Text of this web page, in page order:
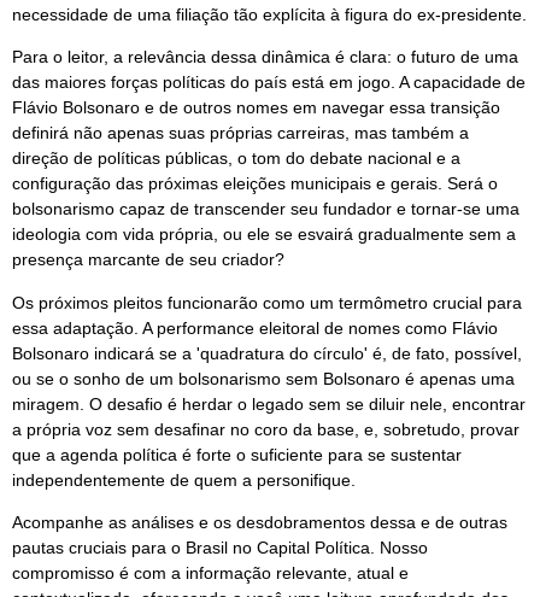
necessidade de uma filiação tão explícita à figura do ex-presidente.
Para o leitor, a relevância dessa dinâmica é clara: o futuro de uma
das maiores forças políticas do país está em jogo. A capacidade de
Flávio Bolsonaro e de outros nomes em navegar essa transição
definirá não apenas suas próprias carreiras, mas também a
direção de políticas públicas, o tom do debate nacional e a
configuração das próximas eleições municipais e gerais. Será o
bolsonarismo capaz de transcender seu fundador e tornar-se uma
ideologia com vida própria, ou ele se esvairá gradualmente sem a
presença marcante de seu criador?
Os próximos pleitos funcionarão como um termômetro crucial para
essa adaptação. A performance eleitoral de nomes como Flávio
Bolsonaro indicará se a 'quadratura do círculo' é, de fato, possível,
ou se o sonho de um bolsonarismo sem Bolsonaro é apenas uma
miragem. O desafio é herdar o legado sem se diluir nele, encontrar
a própria voz sem desafinar no coro da base, e, sobretudo, provar
que a agenda política é forte o suficiente para se sustentar
independentemente de quem a personifique.
Acompanhe as análises e os desdobramentos dessa e de outras
pautas cruciais para o Brasil no Capital Política. Nosso
compromisso é com a informação relevante, atual e